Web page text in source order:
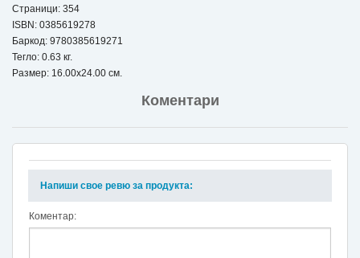
Страници: 354
ISBN: 0385619278
Баркод: 9780385619271
Тегло: 0.63 кг.
Размер: 16.00x24.00 см.
Коментари
Напиши свое ревю за продукта:
Коментар: